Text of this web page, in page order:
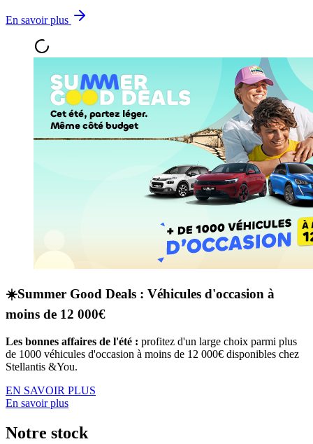
En savoir plus
☀️Summer Good Deals : Véhicules d'occasion à
moins de 12 000€
Les bonnes affaires de l'été : profitez d'un large choix parmi plus
de 1000 véhicules d'occasion à moins de 12 000€ disponibles chez
Stellantis &You.
EN SAVOIR PLUS
En savoir plus
Notre stock